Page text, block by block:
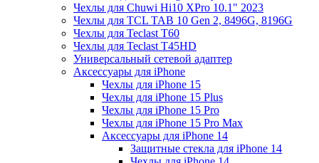
Чехлы для Chuwi Hi10 XPro 10.1" 2023
Чехлы для TCL TAB 10 Gen 2, 8496G, 8196G
Чехлы для Teclast T60
Чехлы для Teclast T45HD
Универсальный сетевой адаптер
Аксессуары для iPhone
Чехлы для iPhone 15
Чехлы для iPhone 15 Plus
Чехлы для iPhone 15 Pro
Чехлы для iPhone 15 Pro Max
Аксессуары для iPhone 14
Защитные стекла для iPhone 14